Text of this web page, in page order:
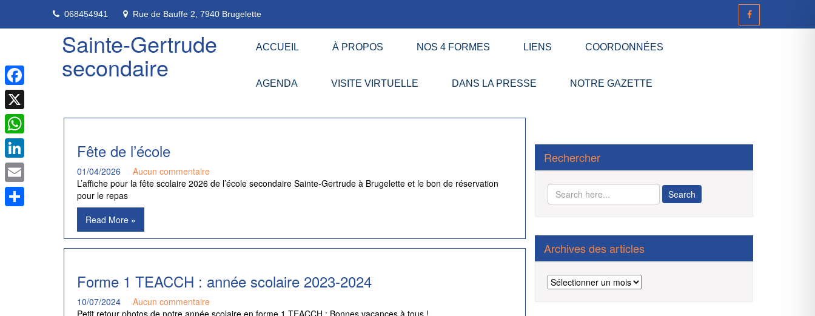
content
068454941 Rue de Bauffe 2, 7940 Brugelette
Sainte-Gertrude
secondaire
ACCUEIL À PROPOS NOS 4 FORMES LIENS COORDONNÉES
AGENDA VISITE VIRTUELLE DANS LA PRESSE NOTRE GAZETTE
Fête de l’école
01/04/2026
Aucun commentaire
L’affiche pour la fête scolaire 2026 de l’école secondaire Sainte-Gertrude à Brugelette et le bon de réservation
pour le repas
Read More »
Forme 1 TEACCH : année scolaire 2023-2024
10/07/2024
Aucun commentaire
Petit retour photos de notre année scolaire en forme 1 TEACCH : Bonnes vacances à tous !
Rechercher
Archives des articles
Archives
des
Facebook
X
WhatsApp
LinkedIn
Email